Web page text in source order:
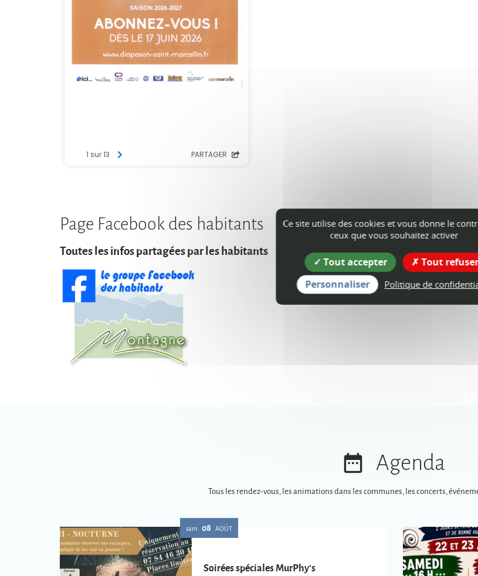
Page Facebook des habitants
Toutes les infos partagées par les habitants
Agenda
Tous les rendez-vous, les animations dans les communes, les concerts,
sam. 08 AOÛT
Soirées spéciales MurPhy's
Ce site utilise des cookies et vous donne le
ceux que vous souhaitez activer
Tout accepter
Tout
Personnaliser
Politique de